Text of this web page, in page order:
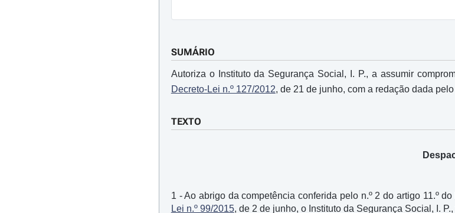
SUMÁRIO
Autoriza o Instituto da Segurança Social, I. P., a assumir
Decreto-Lei n.º 127/2012, de 21 de junho, com a redação dada pelo
TEXTO
1 - Ao abrigo da competência conferida pelo n.º 2 do artigo 11.º do
Lei n.º 99/2015, de 2 de junho, o Instituto da Segurança Social, I.